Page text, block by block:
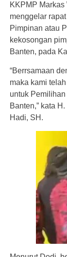
KKPMP
menggelar
Pimpinan atau
kekosongan
Banten, pada
“Berrsamaan
maka kami
untuk
Banten,” kata
Hadi, SH.